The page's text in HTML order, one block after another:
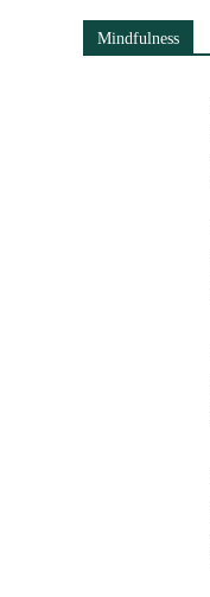
Mindfulness